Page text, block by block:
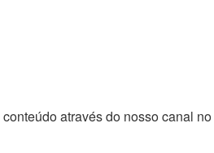
através do nosso canal no